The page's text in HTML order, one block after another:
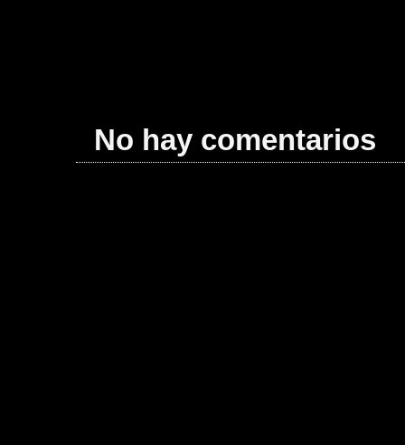
No hay comentarios